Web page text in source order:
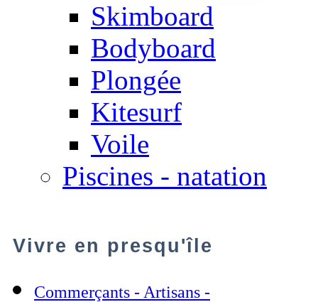
Skimboard
Bodyboard
Plongée
Kitesurf
Voile
Piscines - natation
Vivre en presqu'île
Commerçants - Artisans -